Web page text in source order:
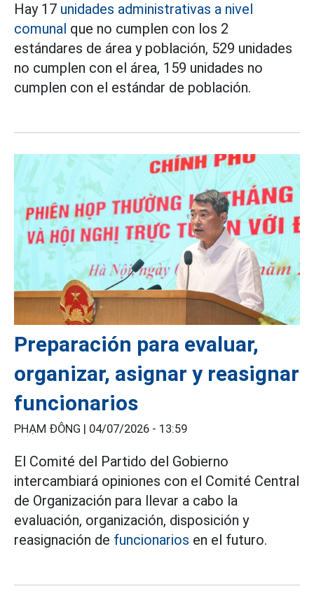
Hay 17 unidades administrativas a nivel
comunal que no cumplen con los 2
estándares de área y población, 529 unidades
no cumplen con el área, 159 unidades no
cumplen con el estándar de población.
Preparación para evaluar,
organizar, asignar y reasignar
funcionarios
PHẠM ĐÔNG | 04/07/2026 - 13:59
El Comité del Partido del Gobierno
intercambiará opiniones con el Comité Central
de Organización para llevar a cabo la
evaluación, organización, disposición y
reasignación de funcionarios en el futuro.